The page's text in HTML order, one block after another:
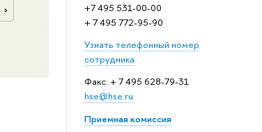
+7 495 531-00-00
+ 7 495 772-95-90
Узнать телефонный номер
сотрудника
Факс: + 7 495 628-79-31
hse@hse.ru
Приемная комиссия